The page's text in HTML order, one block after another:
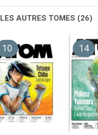
LES AUTRES TOMES (26)
10 14